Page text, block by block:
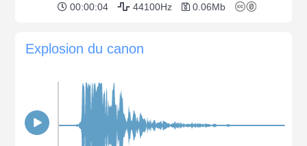
00:00:04 44100Hz 0.06Mb
Explosion du canon